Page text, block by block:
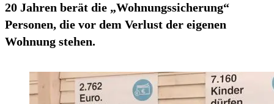
20 Jahren berät die „Wohnungssicherung“
Personen, die vor dem Verlust der eigenen
Wohnung stehen.